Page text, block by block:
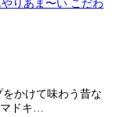
かけて味わう昔な
マドキ…